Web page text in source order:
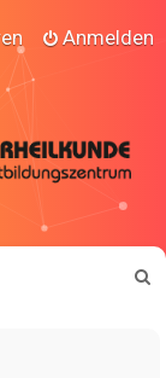
Anmelden